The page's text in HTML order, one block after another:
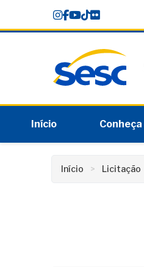
content
Início Conheça
Início Licitação